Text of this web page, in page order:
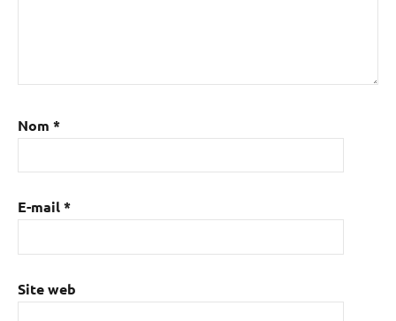
Nom *
E-mail*
Site web